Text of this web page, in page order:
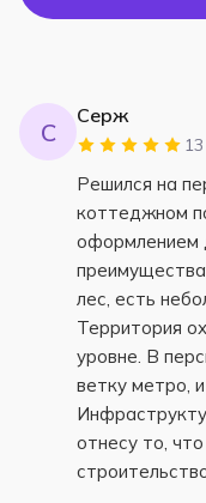
С
Серж
Решился на
коттеджном
оформлением
лес, есть
Территория
уровне. В
ветку метро,
отнесу то,